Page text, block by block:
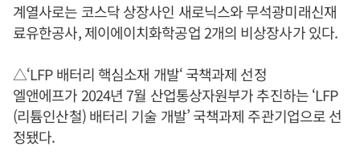
계열사로는 코스닥 상장사인 새로닉스와 무석광미래신재
료유한공사, 제이에이치화학공업 2개의 비상장사가 있다.
△‘LFP 배터리 핵심소재 개발‘ 국책과제 선정
엘앤에프가 2024년 7월 산업통상자원부가 추진하는 ‘LFP
(리튬인산철) 배터리 기술 개발’ 국책과제 주관기업으로 선
정됐다.